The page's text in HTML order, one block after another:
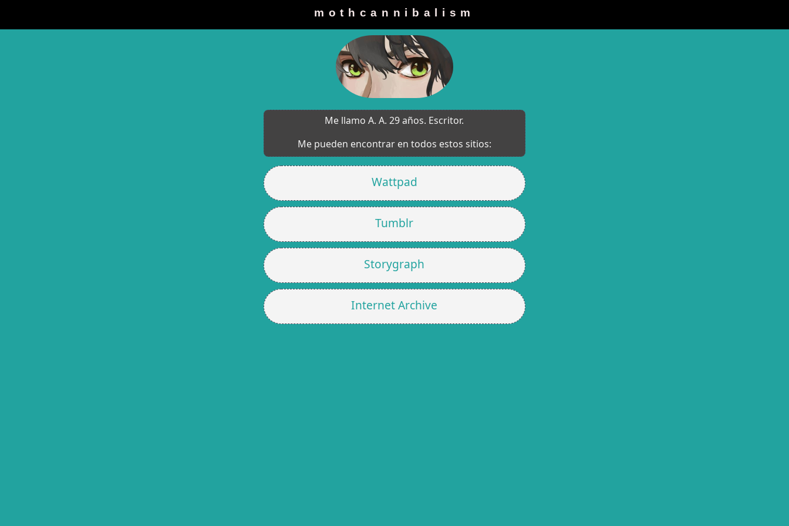
mothcannibalism
Me llamo A. A. 29 años. Escritor.
Me pueden encontrar en todos estos sitios:
Wattpad
Tumblr
Storygraph
Internet Archive